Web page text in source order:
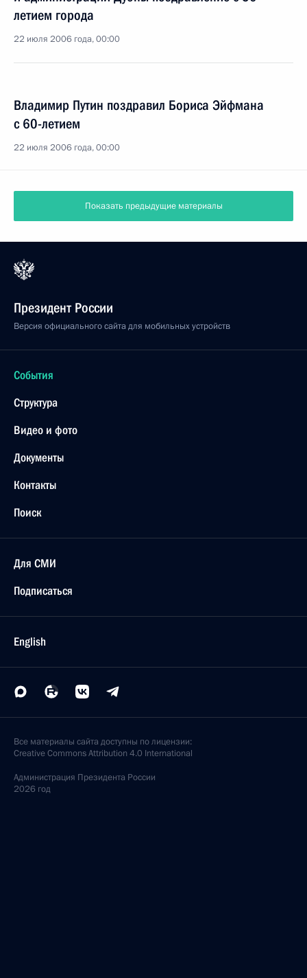
летием города
22 июля 2006 года, 00:00
Владимир Путин поздравил Бориса Эйфмана
с 60-летием
22 июля 2006 года, 00:00
Показать предыдущие материалы
Президент России
Версия официального сайта для мобильных устройств
События
Структура
Видео и фото
Документы
Контакты
Поиск
Для СМИ
Подписаться
English
Все материалы сайта доступны по лицензии:
Creative Commons Attribution 4.0 International
Администрация Президента России
2026 год